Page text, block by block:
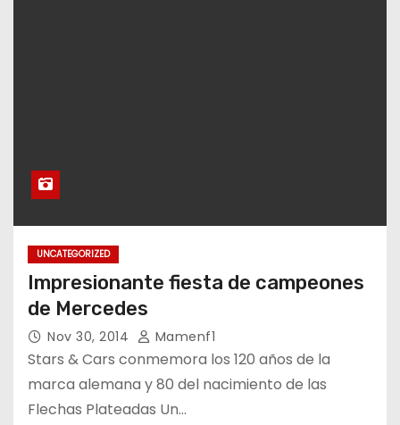
UNCATEGORIZED
Impresionante fiesta de campeones
de Mercedes
Nov 30, 2014 Mamenf1
Stars & Cars conmemora los 120 años de la
marca alemana y 80 del nacimiento de las
Flechas Plateadas Un…